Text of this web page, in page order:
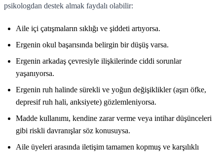
psikologdan destek almak faydalı olabilir:
Aile içi çatışmaların sıklığı ve şiddeti artıyorsa.
Ergenin okul başarısında belirgin bir düşüş varsa.
Ergenin arkadaş çevresiyle ilişkilerinde ciddi sorunlar
yaşanıyorsa.
Ergenin ruh halinde sürekli ve yoğun değişiklikler (aşırı öfke,
depresif ruh hali, anksiyete) gözlemleniyorsa.
Madde kullanımı, kendine zarar verme veya intihar düşünceleri
gibi riskli davranışlar söz konusuysa.
Aile üyeleri arasında iletişim tamamen kopmuş ve karşılıklı